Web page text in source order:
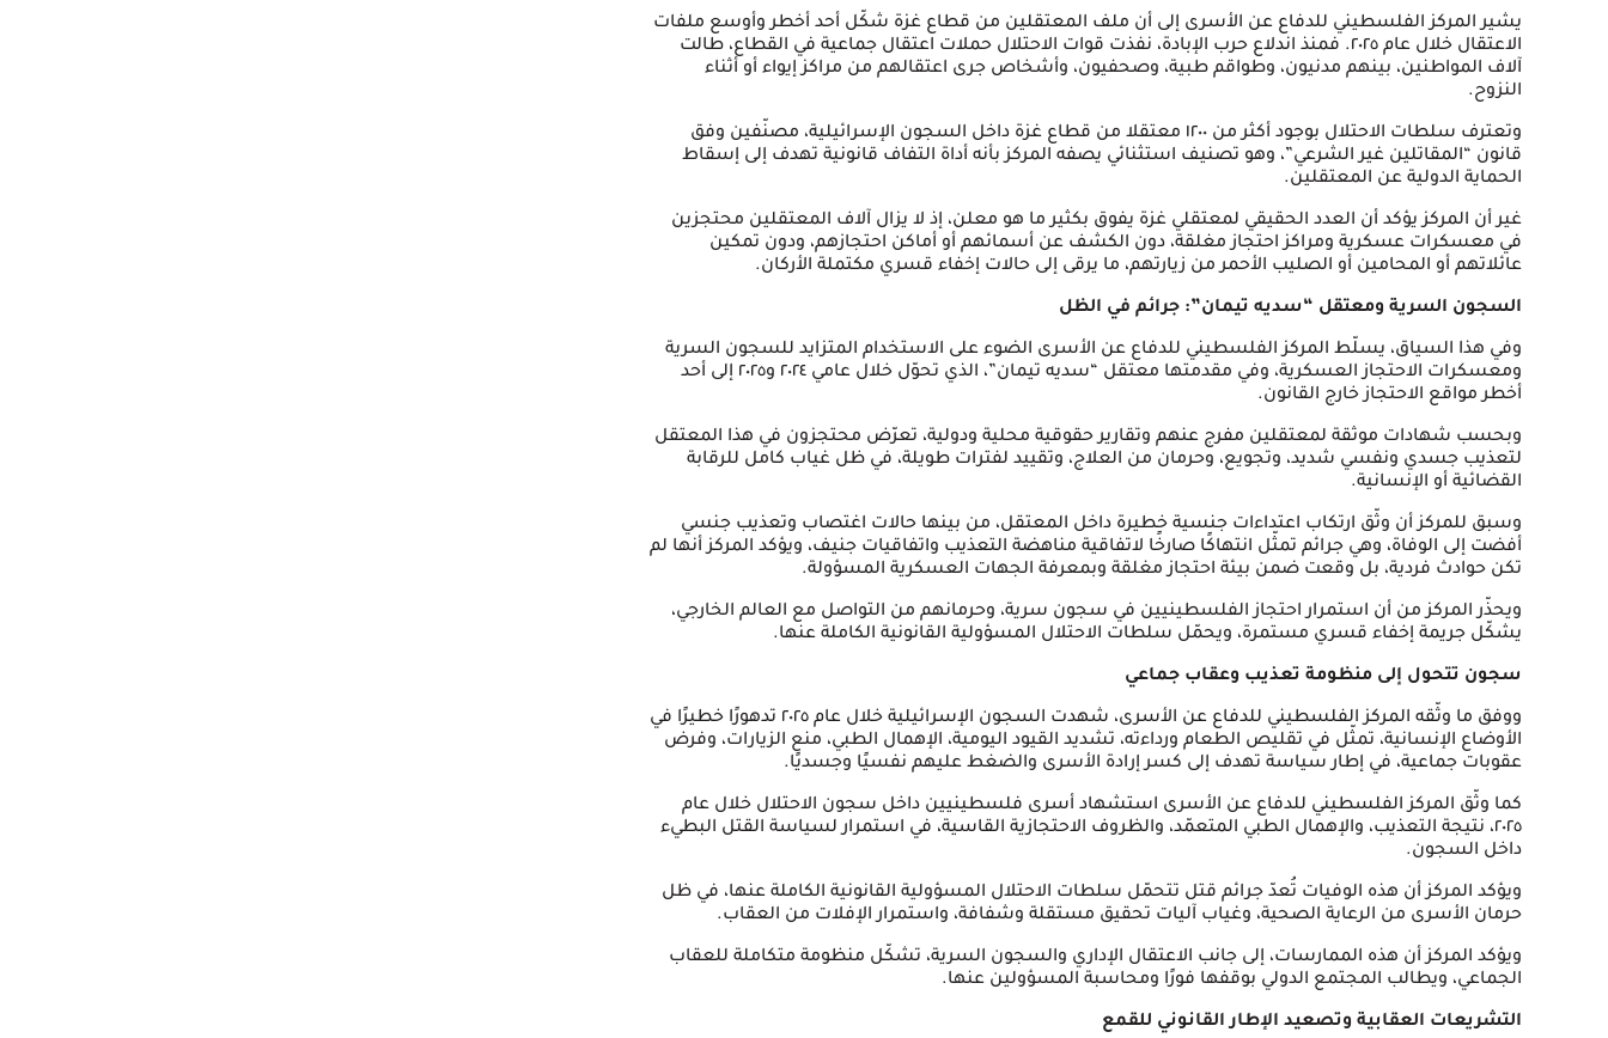
يشير المركز الفلسطيني للدفاع عن الأسرى إلى أن ملف المعتقلين من قطاع غزة شكّل أحد أخطر وأوسع ملفات
الاعتقال خلال عام ٢٠٢٥. فمنذ اندلاع حرب الإبادة، نفذت قوات الاحتلال حملات اعتقال جماعية في القطاع، طالت
آلاف المواطنين، بينهم مدنيون، وطواقم طبية، وصحفيون، وأشخاص جرى اعتقالهم من مراكز إيواء أو أثناء
النزوح.
وتعترف سلطات الاحتلال بوجود أكثر من ١٢٠٠ معتقلا من قطاع غزة داخل السجون الإسرائيلية، مصنّفين وفق
قانون “المقاتلين غير الشرعي”، وهو تصنيف استثنائي يصفه المركز بأنه أداة التفاف قانونية تهدف إلى إسقاط
الحماية الدولية عن المعتقلين.
غير أن المركز يؤكد أن العدد الحقيقي لمعتقلي غزة يفوق بكثير ما هو معلن، إذ لا يزال آلاف المعتقلين محتجزين
في معسكرات عسكرية ومراكز احتجاز مغلقة، دون الكشف عن أسمائهم أو أماكن احتجازهم، ودون تمكين
عائلاتهم أو المحامين أو الصليب الأحمر من زيارتهم، ما يرقى إلى حالات إخفاء قسري مكتملة الأركان.
السجون السرية ومعتقل “سديه تيمان”: جرائم في الظل
وفي هذا السياق، يسلّط المركز الفلسطيني للدفاع عن الأسرى الضوء على الاستخدام المتزايد للسجون السرية
ومعسكرات الاحتجاز العسكرية، وفي مقدمتها معتقل “سديه تيمان”، الذي تحوّل خلال عامي ٢٠٢٤ و٢٠٢٥ إلى أحد
أخطر مواقع الاحتجاز خارج القانون.
وبحسب شهادات موثقة لمعتقلين مفرج عنهم وتقارير حقوقية محلية ودولية، تعرّض محتجزون في هذا المعتقل
لتعذيب جسدي ونفسي شديد، وتجويع، وحرمان من العلاج، وتقييد لفترات طويلة، في ظل غياب كامل للرقابة
القضائية أو الإنسانية.
وسبق للمركز أن وثّق ارتكاب اعتداءات جنسية خطيرة داخل المعتقل، من بينها حالات اغتصاب وتعذيب جنسي
أفضت إلى الوفاة، وهي جرائم تمثّل انتهاكًا صارخًا لاتفاقية مناهضة التعذيب واتفاقيات جنيف، ويؤكد المركز أنها لم
تكن حوادث فردية، بل وقعت ضمن بيئة احتجاز مغلقة وبمعرفة الجهات العسكرية المسؤولة.
ويحذّر المركز من أن استمرار احتجاز الفلسطينيين في سجون سرية، وحرمانهم من التواصل مع العالم الخارجي،
يشكّل جريمة إخفاء قسري مستمرة، ويحمّل سلطات الاحتلال المسؤولية القانونية الكاملة عنها.
سجون تتحول إلى منظومة تعذيب وعقاب جماعي
ووفق ما وثّقه المركز الفلسطيني للدفاع عن الأسرى، شهدت السجون الإسرائيلية خلال عام ٢٠٢٥ تدهورًا خطيرًا في
الأوضاع الإنسانية، تمثّل في تقليص الطعام ورداءته، تشديد القيود اليومية، الإهمال الطبي، منع الزيارات، وفرض
عقوبات جماعية، في إطار سياسة تهدف إلى كسر إرادة الأسرى والضغط عليهم نفسيًا وجسديًا.
كما وثّق المركز الفلسطيني للدفاع عن الأسرى استشهاد أسرى فلسطينيين داخل سجون الاحتلال خلال عام
٢٠٢٥، نتيجة التعذيب، والإهمال الطبي المتعمّد، والظروف الاحتجازية القاسية، في استمرار لسياسة القتل البطيء
داخل السجون.
ويؤكد المركز أن هذه الوفيات تُعدّ جرائم قتل تتحمّل سلطات الاحتلال المسؤولية القانونية الكاملة عنها، في ظل
حرمان الأسرى من الرعاية الصحية، وغياب آليات تحقيق مستقلة وشفافة، واستمرار الإفلات من العقاب.
ويؤكد المركز أن هذه الممارسات، إلى جانب الاعتقال الإداري والسجون السرية، تشكّل منظومة متكاملة للعقاب
الجماعي، ويطالب المجتمع الدولي بوقفها فورًا ومحاسبة المسؤولين عنها.
التشريعات العقابية وتصعيد الإطار القانوني للقمع